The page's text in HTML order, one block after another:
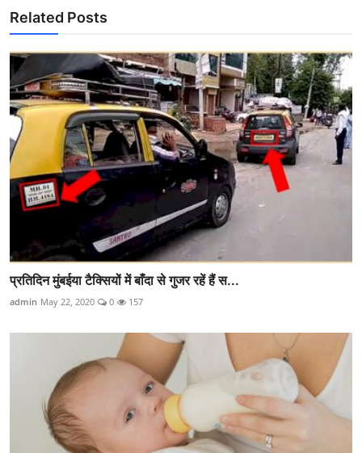
Related Posts
प्रतिदिन मुंबईया टैक्सियों में बाँदा से गुजर रहें हैं स...
admin May 22, 2020 0 157